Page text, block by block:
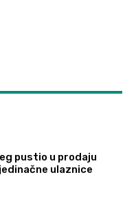
pustio u prodaju
ulaznice